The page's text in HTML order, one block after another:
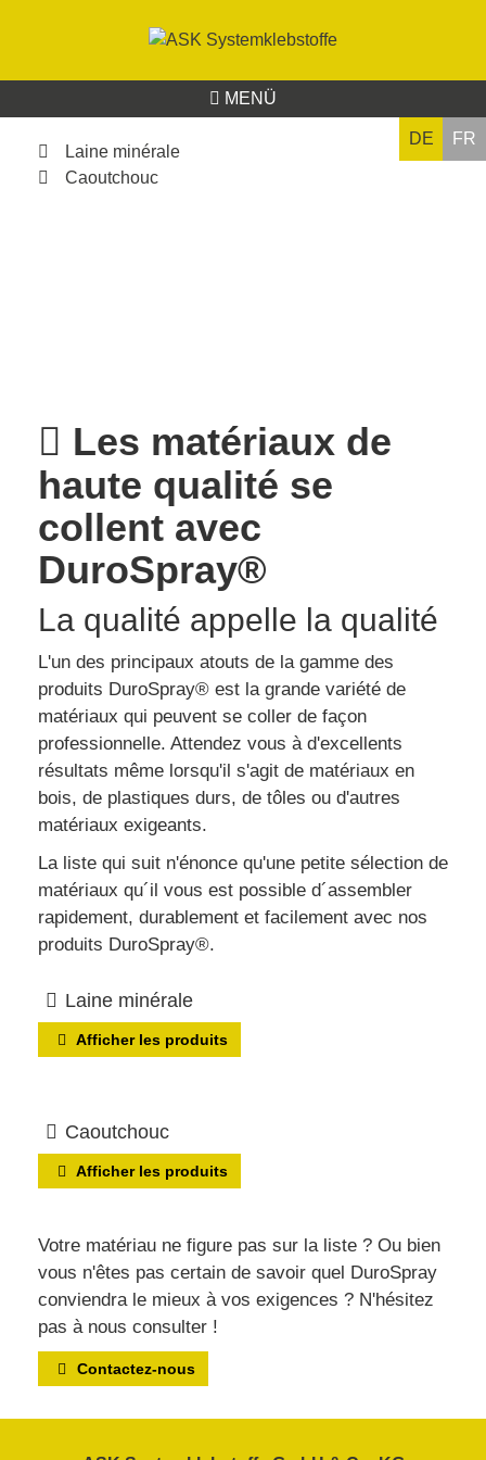
MENÜ
DE FR
Laine minérale
Caoutchouc
Les matériaux de
haute qualité se
collent avec
DuroSpray®
La qualité appelle la qualité
L'un des principaux atouts de la gamme des
produits DuroSpray® est la grande variété de
matériaux qui peuvent se coller de façon
professionnelle. Attendez vous à d'excellents
résultats même lorsqu'il s'agit de matériaux en
bois, de plastiques durs, de tôles ou d'autres
matériaux exigeants.
La liste qui suit n'énonce qu'une petite sélection de
matériaux qu´il vous est possible d´assembler
rapidement, durablement et facilement avec nos
produits DuroSpray®.
Laine minérale
Afficher les produits
Caoutchouc
Afficher les produits
Votre matériau ne figure pas sur la liste ? Ou bien
vous n'êtes pas certain de savoir quel DuroSpray
conviendra le mieux à vos exigences ? N'hésitez
pas à nous consulter !
Contactez-nous